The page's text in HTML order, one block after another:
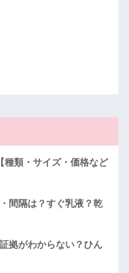
種類・サイズ・価格など
間隔は？すぐ乳液？乾
拠がわからない？ひん